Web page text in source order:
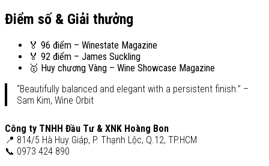
Điểm số & Giải thưởng
🏅 96 điểm – Winestate Magazine
🏅 92 điểm – James Suckling
🥇 Huy chương Vàng – Wine Showcase Magazine
“Beautifully balanced and elegant with a persistent finish.” –
Sam Kim, Wine Orbit
Công ty TNHH Đầu Tư & XNK Hoàng Bon
📍 814/5 Hà Huy Giáp, P. Thạnh Lộc, Q.12, TP.HCM
📞 0973 424 890